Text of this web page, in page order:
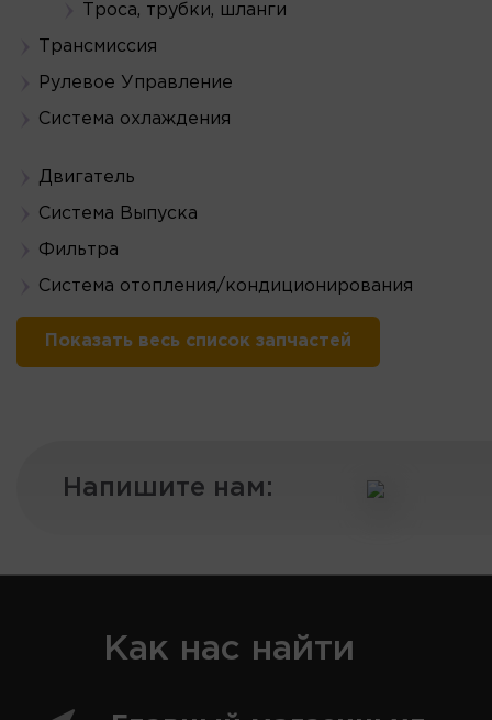
Троса, трубки, шланги
Трансмиссия
Рулевое Управление
Система охлаждения
Двигатель
Система Выпуска
Фильтра
Система отопления/кондиционирования
Показать весь список запчастей
Напишите нам:
Как нас найти